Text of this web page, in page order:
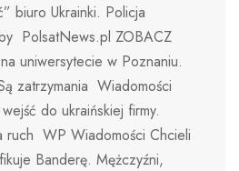
biuro Ukrainki. Policja
PolsatNews.pl ZOBACZ
uniwersytecie w Poznaniu.
zatrzymania Wiadomości
do ukraińskiej firmy.
ruch WP Wiadomości Chcieli
Banderę. Mężczyźni,